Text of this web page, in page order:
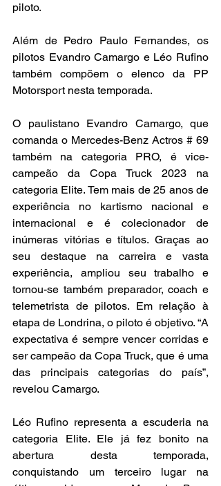
piloto.
Além de Pedro Paulo Fernandes, os
pilotos Evandro Camargo e Léo Rufino
também compõem o elenco da PP
Motorsport nesta temporada.
O paulistano Evandro Camargo, que
comanda o Mercedes-Benz Actros # 69
também na categoria PRO, é vice-
campeão da Copa Truck 2023 na
categoria Elite. Tem mais de 25 anos de
experiência no kartismo nacional e
internacional e é colecionador de
inúmeras vitórias e títulos. Graças ao
seu destaque na carreira e vasta
experiência, ampliou seu trabalho e
tornou-se também preparador, coach e
telemetrista de pilotos. Em relação à
etapa de Londrina, o piloto é objetivo. “A
expectativa é sempre vencer corridas e
ser campeão da Copa Truck, que é uma
das principais categorias do país”,
revelou Camargo.
Léo Rufino representa a escuderia na
categoria Elite. Ele já fez bonito na
abertura desta temporada,
conquistando um terceiro lugar na